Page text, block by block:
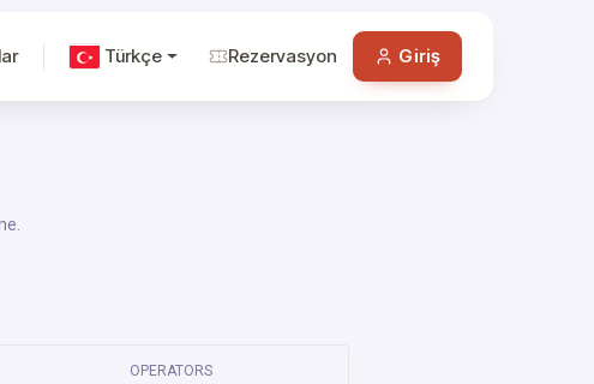
Türkçe Rezervasyon Giriş
OPERATORS